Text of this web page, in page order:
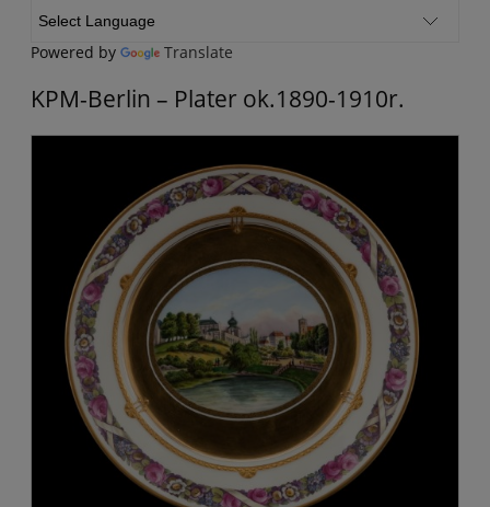
Powered by Translate
KPM-Berlin – Plater ok.1890-1910r.